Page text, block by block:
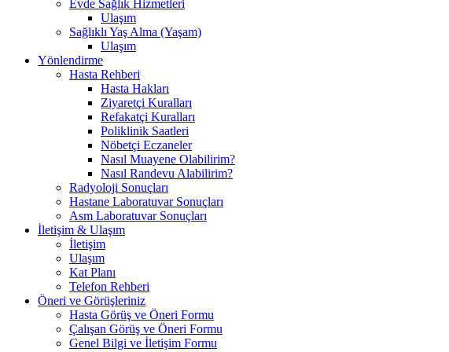
Evde Sağlık Hizmetleri
Ulaşım
Sağlıklı Yaş Alma (Yaşam)
Ulaşım
Yönlendirme
Hasta Rehberi
Hasta Hakları
Ziyaretçi Kuralları
Refakatçi Kuralları
Poliklinik Saatleri
Nöbetçi Eczaneler
Nasıl Muayene Olabilirim?
Nasıl Randevu Alabilirim?
Radyoloji Sonuçları
Hastane Laboratuvar Sonuçları
Asm Laboratuvar Sonuçları
İletişim & Ulaşım
İletişim
Ulaşım
Kat Planı
Telefon Rehberi
Öneri ve Görüşleriniz
Hasta Görüş ve Öneri Formu
Çalışan Görüş ve Öneri Formu
Genel Bilgi ve İletişim Formu